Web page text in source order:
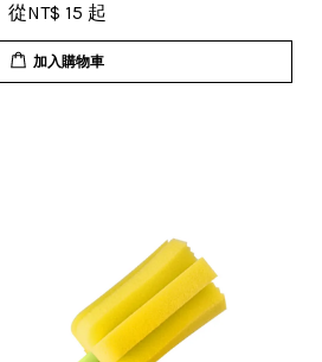
從NT$ 15 起
加入購物車